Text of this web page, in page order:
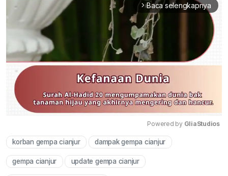
arrow_forward_ios Baca selengkapnya
Powered by GliaStudios
korban gempa cianjur dampak gempa cianjur
gempa cianjur update gempa cianjur